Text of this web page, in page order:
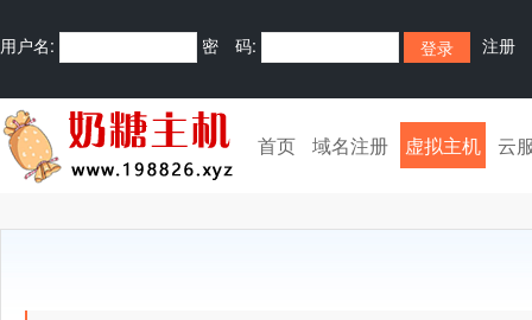
用户名: 密 码: 注册
首页 域名注册 虚拟主机 云